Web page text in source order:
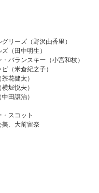
リーズ（野沢由香里）
（田中明生）
バランスキー（小宮和枝）
（米倉紀之子）
花健太）
堀悦夫）
田譲治）
スコット
美、大前留奈